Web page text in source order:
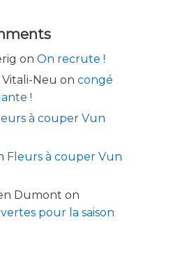
on On recrute !
Vitali-Neu on congé
!
à couper Vun
Fleurs à couper Vun
Dumont on
pour la saison